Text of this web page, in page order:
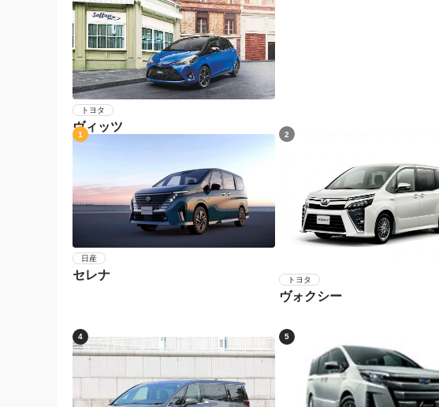
トヨタ
ヴィッツ
1
日産
セレナ
2
トヨタ
ヴォクシー
4 5